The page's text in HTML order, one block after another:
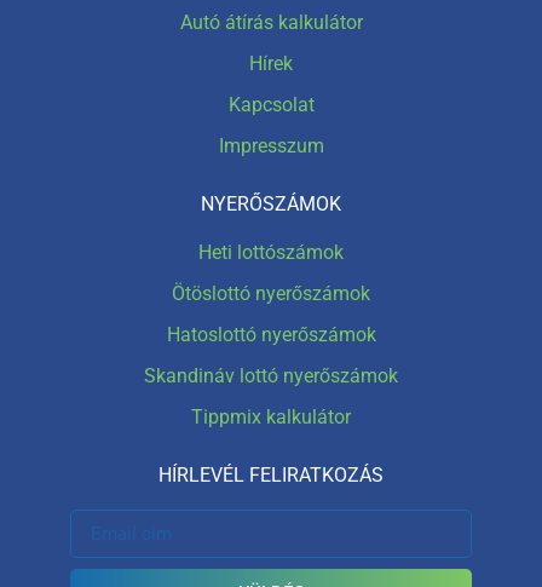
Autó átírás kalkulátor
Hírek
Kapcsolat
Impresszum
NYERŐSZÁMOK
Heti lottószámok
Ötöslottó nyerőszámok
Hatoslottó nyerőszámok
Skandináv lottó nyerőszámok
Tippmix kalkulátor
HÍRLEVÉL FELIRATKOZÁS